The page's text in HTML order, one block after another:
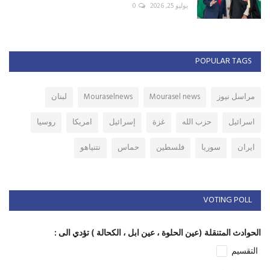
يوليو 25, 2026 0
POPULAR TAGS
مراسل نيوز Mourasel news
Mouraselnews
لبنان
اسرائيل
حزب الله غزة إسرائيل امريكا
روسيا
ايران
سوريا فلسطين حماس نتنياهو
VOTING POLL
الحوادث المتنقلة (عين الحلوة ، عين ابل ، الكحالة ) تؤدي الى :
التقسيم